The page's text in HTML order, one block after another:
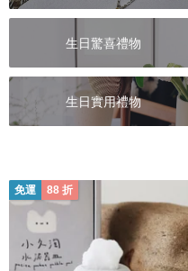
生日驚喜禮物
生日實用禮物
免運 88 折